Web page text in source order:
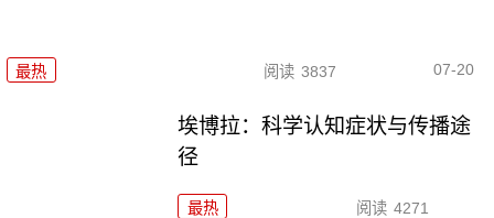
最热 阅读 3837 07-20
埃博拉：科学认知症状与传播途
径
最热 阅读 4271